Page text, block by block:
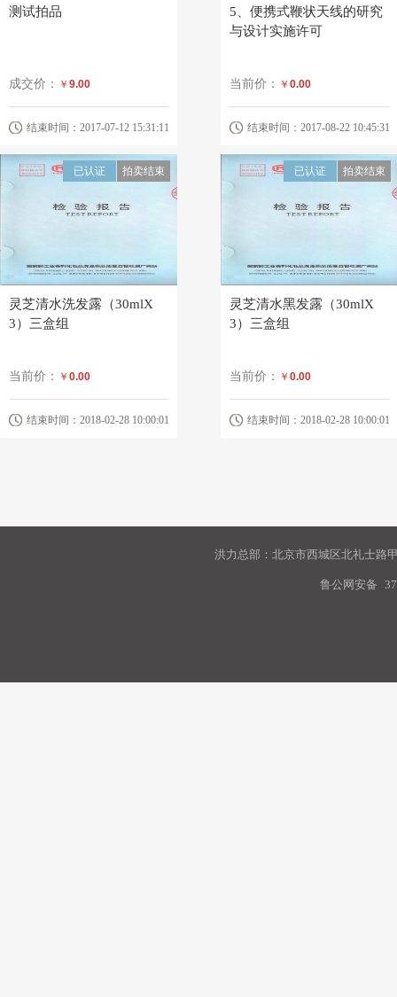
测试拍品
成交价： ￥ 9.00
结束时间：2017-07-12 15:31:11
5、便携式鞭状天线的研究
与设计实施许可
当前价： ￥ 0.00
结束时间：2017-08-22 10:45:31
拍卖结束
已认证
灵芝清水洗发露（30mlX
3）三盒组
当前价： ￥ 0.00
结束时间：2018-02-28 10:00:01
拍卖结束
已认证
灵芝清水黑发露（30mlX
3）三盒组
当前价： ￥ 0.00
结束时间：2018-02-28 10:00:01
洪力总部：北京市西城区北礼士路
鲁公网安备